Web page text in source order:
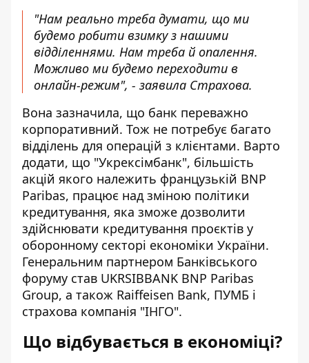
"Нам реально треба думати, що ми
будемо робити взимку з нашими
відділеннями. Нам треба й опалення.
Можливо ми будемо переходити в
онлайн-режим", - заявила Страхова.
Вона зазначила, що банк переважно
корпоративний. Тож не потребує багато
відділень для операцій з клієнтами. Варто
додати, що "Укрексімбанк", більшість
акцій якого належить французькій BNP
Paribas, працює над зміною політики
кредитування, яка зможе дозволити
здійснювати кредитування проєктів у
оборонному секторі економіки України.
Генеральним партнером Банківського
форуму став UKRSIBBANK BNP Paribas
Group, а також Raiffeisen Bank, ПУМБ і
страхова компанія "ІНГО".
Що відбувається в економіці?